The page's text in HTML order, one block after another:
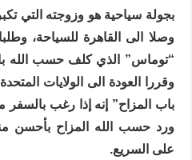
بجولة سياحية هو وزوجته التي
وصلا الى القاهرة للسياحة،
“توماس” الذي كلف حسب الله
وقررا العودة الى الولايات
باب المزاح” إنه إذا رغب بالسفر
ورد حسب الله المزاح بأحسن
على السريع.